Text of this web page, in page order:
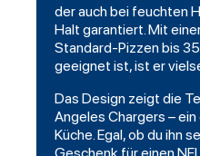
der auch bei feuchten
Halt garantiert. Mit
Standard-Pizzen bis
geeignet ist, ist er
Das Design zeigt die
Angeles Chargers –
Küche. Egal, ob du ihn